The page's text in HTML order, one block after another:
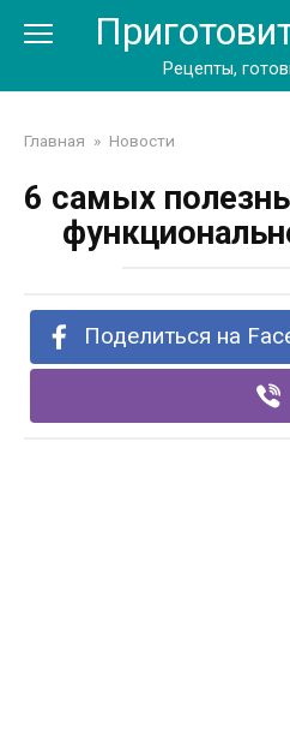
Рецепты,
Главная » Новости
6 самых
Поделиться на